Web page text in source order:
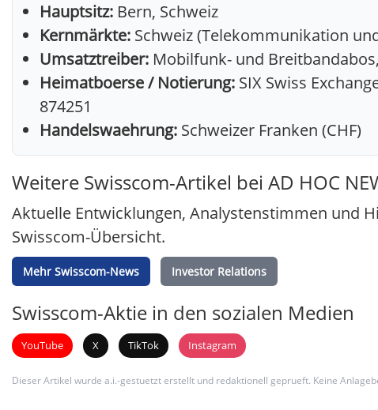
Hauptsitz: Bern, Schweiz
Kernmärkte: Schweiz (Telekommunikation
Umsatztreiber: Mobilfunk- und
Heimatboerse / Notierung: SIX Swiss
874251
Handelswaehrung: Schweizer Franken (CHF)
Weitere Swisscom-Artikel bei AD HOC
Aktuelle Entwicklungen, Analystenstimmen und
Swisscom-Übersicht.
Mehr Swisscom-News Investor Relations
Swisscom-Aktie in den sozialen Medien
YouTube X TikTok Instagram
Dieser Artikel wurde a.i.-gestuetzt erstellt und redaktionell geprueft. Keine